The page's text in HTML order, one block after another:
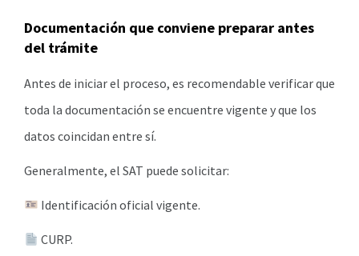
Documentación que conviene preparar antes
del trámite
Antes de iniciar el proceso, es recomendable verificar que
toda la documentación se encuentre vigente y que los
datos coincidan entre sí.
Generalmente, el SAT puede solicitar:
Identificación oficial vigente.
CURP.